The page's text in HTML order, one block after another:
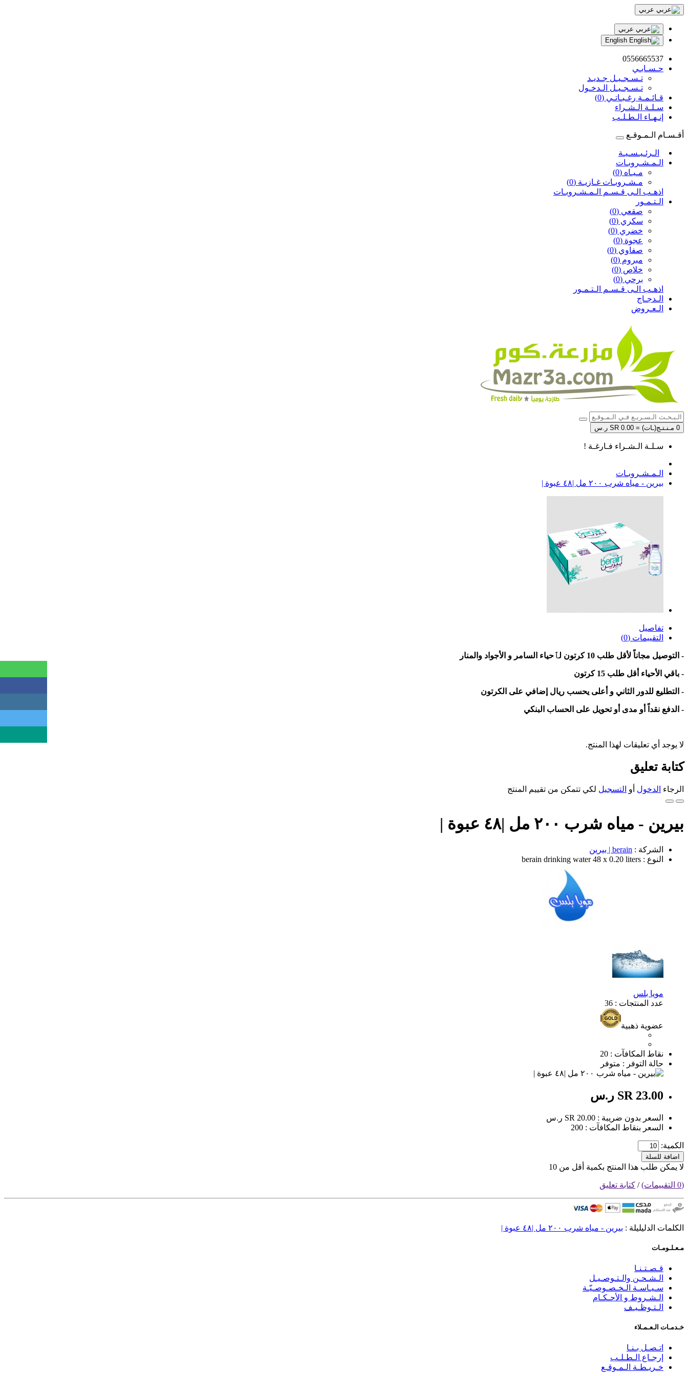
عربي
عربي
0556665537
حـسـابـي
تـسـجـيـل جـديـد
تـسـجـيـل الـدخـول
قـائـمـة رغـبـاتـي (0)
سـلـة الـشـراء
إنـهـاء الـطـلـب
أقـسـام الـمـوقـع
الـرئـيـسـيـة
الـمـشـروبـات
مـيـاه (0)
مـشـروبـات غـازيـة (0)
اذهـب الـى قـسـم الـمـشـروبـات
الـتـمـور
صقعي (0)
سكري (0)
خضري (0)
عجوة (0)
صفاوي (0)
مبروم (0)
خلاص (0)
برحي (0)
اذهـب الـى قـسـم الـتـمـور
الـدجـاج
الـعـروض
0 مـنـتـج(ـات) = SR 0.00 ر.س
سـلـة الـشـراء فـارغـة !
الـمـشـروبـات
بيرين - مياه شرب ٢٠٠ مل |٤٨ عبوة |
تفاصيل
التقييمات (0)
- التوصيل مجاناً لأقل طلب 10 كرتون لٱحياء السامر و الأجواد والمنار
- باقي الأحياء أقل طلب 15 كرتون
- التطليع للدور الثاني و أعلى يحسب ريال إضافي على الكرتون
- الدفع نقداً أو مدى أو تحويل على الحساب البنكي
لا يوجد أي تعليقات لهذا المنتج.
كتابة تعليق
الرجاء الدخول أو التسجيل لكي تتمكن من تقييم المنتج
بيرين - مياه شرب ٢٠٠ مل |٤٨ عبوة |
الشركة : berain | بيرين
النوع : berain drinking water 48 x 0.20 liters
مويا بلس
عدد المنتجات : 36
عضوية ذهبية
نقاط المكافآت : 20
حالة التوفر : متوفر
SR 23.00 ر.س
السعر بدون ضريبة : SR 20.00 ر.س
السعر بنقاط المكافآت : 200
الكمية:
اضافة للسلة
لا يمكن طلب هذا المنتج بكمية أقل من 10
(0 التقييمات) / كتابة تعليق
الكلمات الدليليلة : بيرين - مياه شرب ٢٠٠ مل |٤٨ عبوة |
مـعـلـومـات
قـصـتـنـا
الـشـحـن والـتـوصـيـل
سـيـاسـة الـخـصـوصـيّـة
الـشـروط و الأحـكـام
الـتـوظـيـف
خـدمـات الـعـمـلاء
اتـصـل بـنـا
إرجـاع الـطـلـب
خـريـطـة الـمـوقـع